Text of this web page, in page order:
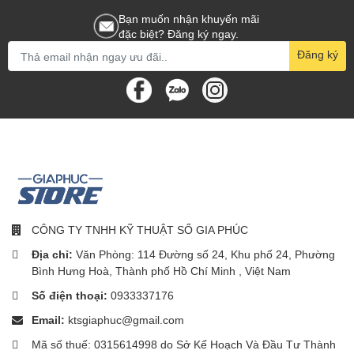
tinh chỉnh để hiển thị vừa phải cho những ứng dụng văn phòng
hàng ngày và tiêu thụ năng lượng ít hơn.
Thời gian phản hồi hình ảnh
game mượt mà
thức trực quan hơn để mô tả thời gian phản hồi, trong đó đề cập
hình ảnh hiển thị rõ nét. Màn hình chơi game này của Philips với
MPRT 1 ms giúp loại bỏ hiệu quả hiện tượng nhòe và mờ chuyển
động, mang lại hình ảnh sắc nét và chính xác để nâng cao trải
game cảm giác mạnh và game thi đấu tốc độ cao.
Bạn muốn nhận khuyến mãi
đặc biệt? Đăng ký ngay.
Đăng ký
CÔNG TY TNHH KỸ THUẬT SỐ GIA PHÚC
Địa chỉ: Văn Phòng: 114 Đường số 24, Khu phố 24, Phường
Bình Hưng Hoà, Thành phố Hồ Chí Minh , Việt Nam
Số điện thoại: 0933337176
Email: ktsgiaphuc@gmail.com
Mã số thuế: 0315614998 do Sở Kế Hoạch Và Đầu Tư Thành